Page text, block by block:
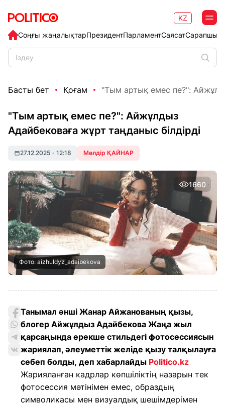
Соңғы жаңалықтарПрезидентПарламентСаясат
KZ
Басты бет Қоғам "Тым артық емес пе?":
"Тым артық емес пе?": Айжұлдыз
Адайбековаға жұрт таңданыс білдірді
27.12.2025 • 12:18 Мөлдір ҚАЙНАР
1660
Фото: aizhuldуz_adaibekova
Танымал әнші Жанар Айжанованың қызы,
блогер Айжұлдыз Адайбекова Жаңа жыл
қарсаңында ерекше стильдегі фотосессиясын
жариялап, әлеуметтік желіде қызу талқылауға
себеп болды, деп хабарлайды Politico.kz
Жарияланған кадрлар көпшіліктің назарын тек
фотосессия мәтінімен емес, образдың
символикасы мен визуалдық шешімдерімен